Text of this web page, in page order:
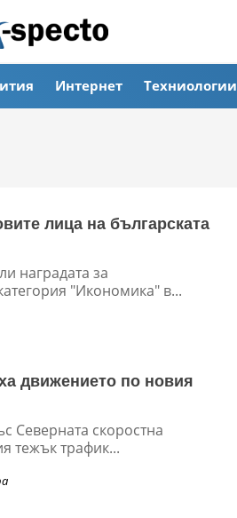
Интернет Техниологии
лица на българската
наградата за
"Икономика" в...
движението по новия
Северната скоростна
тежък трафик...